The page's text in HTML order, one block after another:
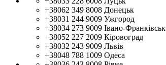
+38062 349 8008 Донецьк
+38031 244 9009 Ужгород
+38034 273 9009 Івано-Франківськ
+38052 227 2009 Кіровоград
+38032 243 9009 Львів
+38048 788 1009 Одеса